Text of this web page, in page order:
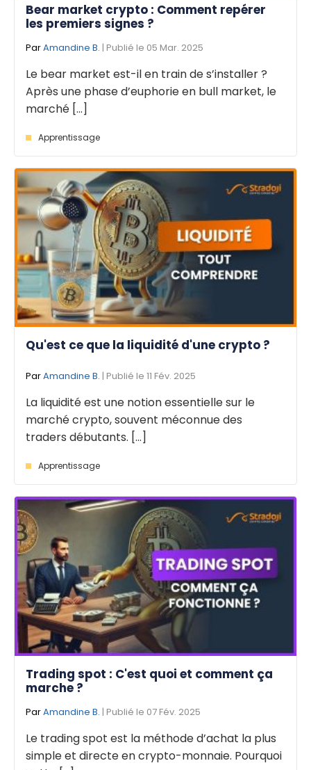
Bear market crypto : Comment repérer
les premiers signes ?
ParAmandine B. | Publié le 05 Mar. 2025
Le bear market est-il en train de s’installer ?
Après une phase d’euphorie en bull market, le
marché [...]
Apprentissage
Qu'est ce que la liquidité d'une crypto ?
ParAmandine B. | Publié le 11 Fév. 2025
La liquidité est une notion essentielle sur le
marché crypto, souvent méconnue des
traders débutants. [...]
Apprentissage
Trading spot : C'est quoi et comment ça
marche ?
ParAmandine B. | Publié le 07 Fév. 2025
Le trading spot est la méthode d’achat la plus
simple et directe en crypto-monnaie. Pourquoi